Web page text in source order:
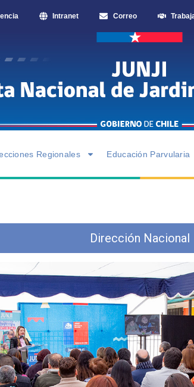
Intranet Correo
Regionales Educación Parvularia
Dirección Nacional